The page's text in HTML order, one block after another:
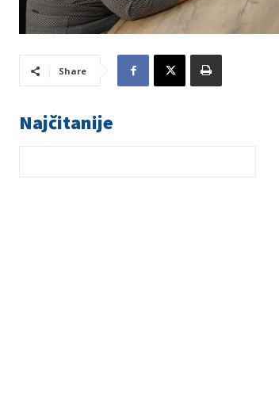
Share
Najčitanije